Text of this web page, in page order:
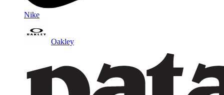
Nike
Oakley